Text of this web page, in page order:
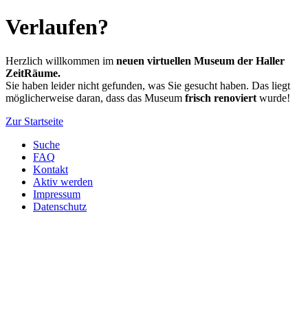
Verlaufen?
Herzlich willkommen im neuen virtuellen Museum der Haller
ZeitRäume.
Sie haben leider nicht gefunden, was Sie gesucht haben. Das liegt
möglicherweise daran, dass das Museum frisch renoviert wurde!
Zur Startseite
Suche
FAQ
Kontakt
Aktiv werden
Impressum
Datenschutz